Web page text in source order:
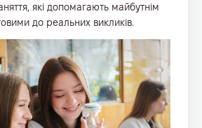
які допомагають майбутнім
до реальних викликів.